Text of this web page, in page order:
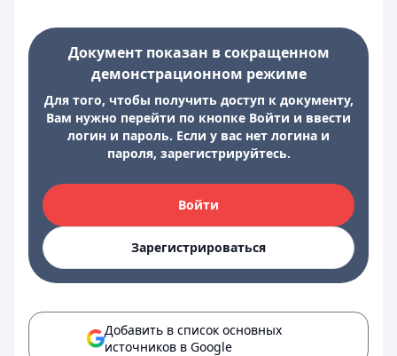
Документ показан в сокращенном
демонстрационном режиме
Для того, чтобы получить доступ к документу,
Вам нужно перейти по кнопке Войти и ввести
логин и пароль. Если у вас нет логина и
пароля, зарегистрируйтесь.
Войти
Зарегистрироваться
Добавить в список основных
источников в Google